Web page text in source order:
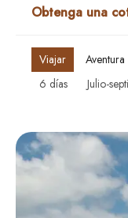
Obtenga una
Viajar Aventura
6 días
Julio-